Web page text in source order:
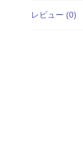
レビュー (0)